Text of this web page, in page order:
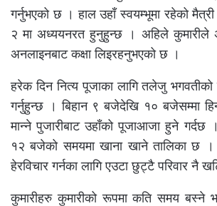
गर्नुभएको छ । हाल उहाँ स्वयम्भूमा रहेको मैत्री
२ मा अध्ययनरत हुनुहुन्छ । अहिले कुमारीले
अनलाइनबाट कक्षा लिइरहनुभएको छ ।
हरेक दिन नित्य पूजाका लागि तलेजु भगवतीको
गर्नुहुन्छ । बिहान ९ बजेदेखि १० बजेसम्मा
मान्ने पुजारीबाट उहाँको पूजाआजा हुने
१२ बजेको समयमा खाना खाने तालिका छ ।
हेरविचार गर्नका लागि एउटा छुट्टै परिवार नै
कुमारीहरु कुमारीको रूपमा कति समय बस्ने